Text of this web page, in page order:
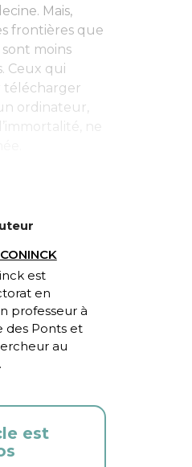
Mais,
frontières que
sont moins
Ceux qui
télécharger
ordinateur,
ne
est
en
professeur à
des Ponts et
au
est